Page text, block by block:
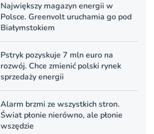
Największy magazyn energii w
Polsce. Greenvolt uruchamia go pod
Białymstokiem
Pstryk pozyskuje 7 mln euro na
rozwój. Chce zmienić polski rynek
sprzedaży energii
Alarm brzmi ze wszystkich stron.
Świat płonie nierówno, ale płonie
wszędzie